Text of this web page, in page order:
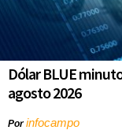
Dólar BLUE
agosto 2026
Porinfocampo